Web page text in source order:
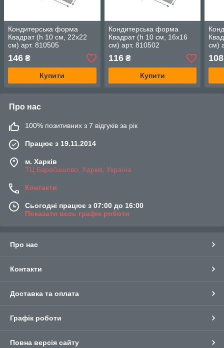
Кондитерська форма
Квадрат (h 10 см, 22х22
см) арт. 810505
146 ₴
Купити
Кондитерська форма
Квадрат (h 10 см, 16х16
см) арт. 810502
116₴
Купити
см)
108
Про нас
100% позитивних з 7 відгуків за рік
Працює з 19.11.2014
м. Харків
ТЦ Барабашово, Харків, Україна
Контакти
Сьогодні працює з 07:00 до 16:00
Показати весь графік роботи
Про нас
Контакти
Доставка та оплата
Графік роботи
Повна версія сайту